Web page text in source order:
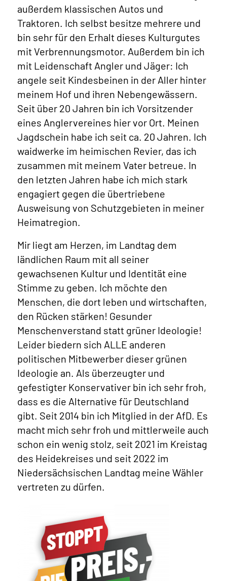
außerdem klassischen Autos und
Traktoren. Ich selbst besitze mehrere und
bin sehr für den Erhalt dieses Kulturgutes
mit Verbrennungsmotor. Außerdem bin ich
mit Leidenschaft Angler und Jäger: Ich
angele seit Kindesbeinen in der Aller hinter
meinem Hof und ihren Nebengewässern.
Seit über 20 Jahren bin ich Vorsitzender
eines Anglervereines hier vor Ort. Meinen
Jagdschein habe ich seit ca. 20 Jahren. Ich
waidwerke im heimischen Revier, das ich
zusammen mit meinem Vater betreue. In
den letzten Jahren habe ich mich stark
engagiert gegen die übertriebene
Ausweisung von Schutzgebieten in meiner
Heimatregion.
Mir liegt am Herzen, im Landtag dem
ländlichen Raum mit all seiner
gewachsenen Kultur und Identität eine
Stimme zu geben. Ich möchte den
Menschen, die dort leben und wirtschaften,
den Rücken stärken! Gesunder
Menschenverstand statt grüner Ideologie!
Leider biedern sich ALLE anderen
politischen Mitbewerber dieser grünen
Ideologie an. Als überzeugter und
gefestigter Konservativer bin ich sehr froh,
dass es die Alternative für Deutschland
gibt. Seit 2014 bin ich Mitglied in der AfD. Es
macht mich sehr froh und mittlerweile auch
schon ein wenig stolz, seit 2021 im Kreistag
des Heidekreises und seit 2022 im
Niedersächsischen Landtag meine Wähler
vertreten zu dürfen.